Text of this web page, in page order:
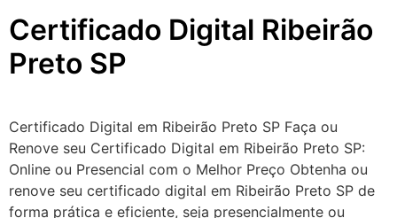
Certificado Digital Ribeirão
Preto SP
Certificado Digital em Ribeirão Preto SP Faça ou
Renove seu Certificado Digital em Ribeirão Preto SP:
Online ou Presencial com o Melhor Preço Obtenha ou
renove seu certificado digital em Ribeirão Preto SP de
forma prática e eficiente, seja presencialmente ou